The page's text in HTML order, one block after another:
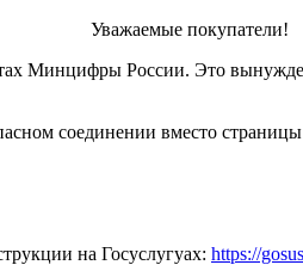
Уважаемые покупатели!
Минцифры России. Это
соединении вместо
на Госуслугуах: https://